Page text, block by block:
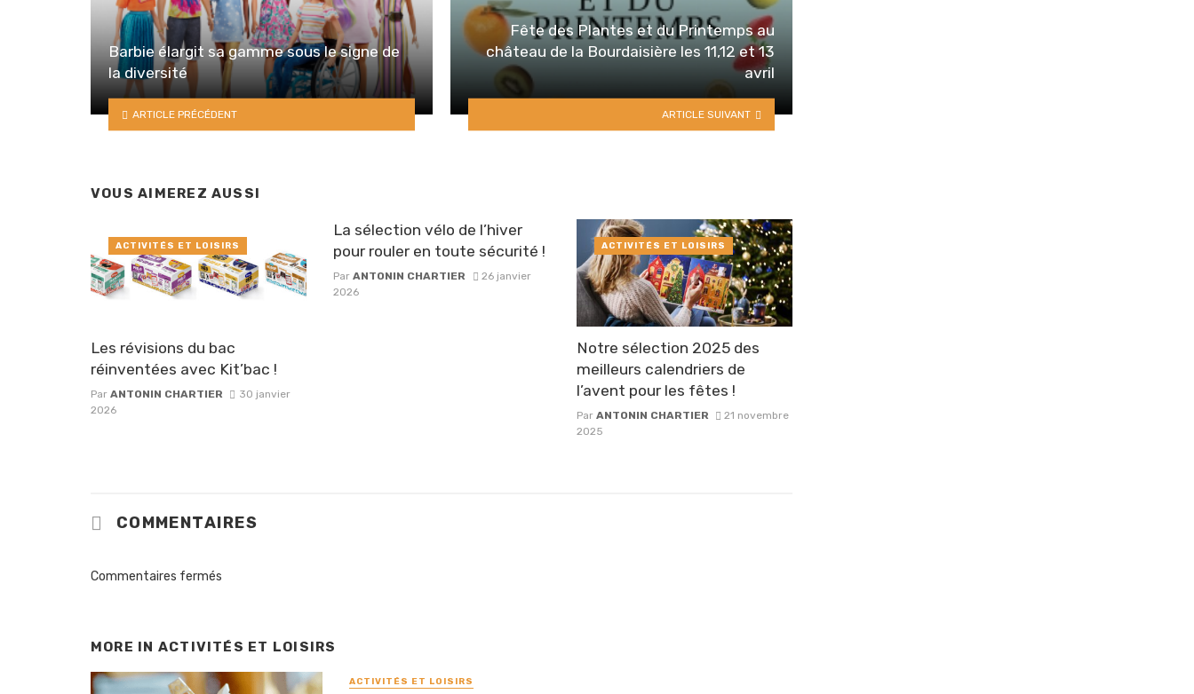
Barbie élargit sa gamme sous le signe de
la diversité
ARTICLE PRÉCÉDENT
Fête des Plantes et du Printemps au
château de la Bourdaisière les 11,12 et 13
avril
ARTICLE SUIVANT
VOUS AIMEREZ AUSSI
Les révisions du bac
réinventées avec Kit’bac !
Par ANTONIN CHARTIER
30 janvier
2026
ACTIVITÉS ET LOISIRS
La sélection vélo de l’hiver
pour rouler en toute sécurité !
ParANTONIN CHARTIER
26 janvier
2026
Notre sélection 2025 des
meilleurs calendriers de
l’avent pour les fêtes !
Par ANTONIN CHARTIER
21 novembre
2025
ACTIVITÉS ET LOISIRS
COMMENTAIRES
Commentaires fermés
MORE IN ACTIVITÉS ET LOISIRS
ACTIVITÉS ET LOISIRS